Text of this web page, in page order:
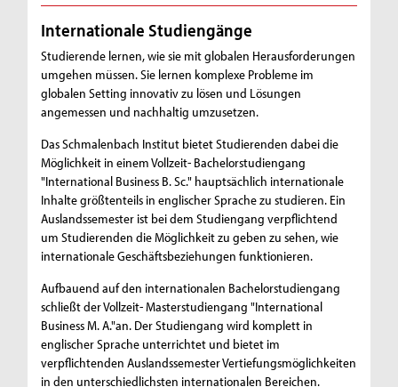
e
r
F
a
k
u
l
t
ä
t
f
ü
r
Internationale Studiengänge
Studierende lernen, wie sie mit globalen Herausforderungen
umgehen müssen. Sie lernen komplexe Probleme im
globalen Setting innovativ zu lösen und Lösungen
angemessen und nachhaltig umzusetzen.
Das Schmalenbach Institut bietet Studierenden dabei die
Möglichkeit in einem Vollzeit- Bachelorstudiengang
"International Business B. Sc." hauptsächlich internationale
Inhalte größtenteils in englischer Sprache zu studieren. Ein
Auslandssemester ist bei dem Studiengang verpflichtend
um Studierenden die Möglichkeit zu geben zu sehen, wie
internationale Geschäftsbeziehungen funktionieren.
Aufbauend auf den internationalen Bachelorstudiengang
schließt der Vollzeit- Masterstudiengang "International
Business M. A."an. Der Studiengang wird komplett in
englischer Sprache unterrichtet und bietet im
verpflichtenden Auslandssemester Vertiefungsmöglichkeiten
in den unterschiedlichsten internationalen Bereichen.